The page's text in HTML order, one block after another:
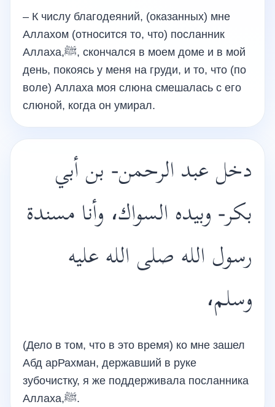
– К числу благодеяний, (оказанных) мне
Аллахом (относится то, что) посланник
Аллаха,ﷺ, скончался в моем доме и в мой
день, покоясь у меня на груди, и то, что (по
воле) Аллаха моя слюна смешалась с его
слюной, когда он умирал.
دخل عبد الرحمن- بن أبي
بكر- وبيده السواك، وأنا مسندة
رسول الله صلى الله عليه
وسلم،
(Дело в том, что в это время) ко мне зашел
Абд арРахман, державший в руке
зубочистку, я же поддерживала посланника
Аллаха,ﷺ.